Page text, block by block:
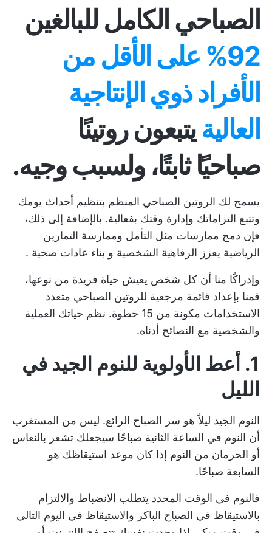
الصباحي الكامل للبالغين
92% على الأقل من
الأفراد ذوي الإنتاجية
العالية يتبعون روتينًا
صباحيًا ثابتًا، ولسبب وجيه.
يسمح لك الروتين الصباحي المنظم بتنظيم أحداث يومك
وتتبع التزاماتك وإدارة وقتك بفعالية. بالإضافة إلى ذلك،
فإن دمج ممارسات مثل التأمل وممارسة التمارين
الرياضية يعزز الرفاهية الشخصية و بناء عادات صحية .
وإدراكًا منا أن كل شخص يعيش حياة فريدة من نوعها،
قمنا بإعداد قائمة مرجعية للروتين الصباحي متعدد
الاستخدامات مكونة من 15 خطوة. نظم حياتك العملية
والشخصية مع النصائح أدناه.
1. أعط الأولوية للنوم الجيد في
الليل
النوم الجيد ليلاً هو سر الصباح الرائع. ليس من المستغرب
أن النوم في الساعة الثانية صباحًا سيجعلك تشعر بالنعاس
أو الحرمان من النوم إذا كان موعد استيقاظك هو
السابعة صباحًا.
فالنوم في الوقت المحدد يتطلب الانضباط والالتزام
بالاستيقاظ في الصباح الباكر والاستيقاظ في اليوم التالي